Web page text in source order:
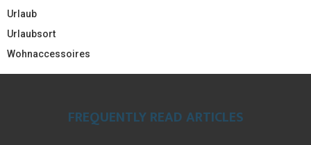
Urlaub
Urlaubsort
Wohnaccessoires
FREQUENTLY READ ARTICLES